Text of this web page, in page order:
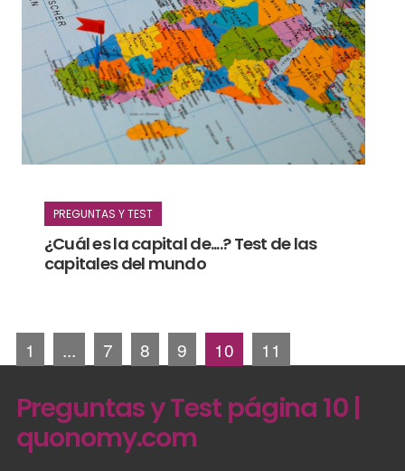
PREGUNTAS Y TEST
¿Cuál es la capital de....? Test de las
capitales del mundo
1 ... 7 8 9 10 11
Preguntas y Test página 10 |
quonomy.com